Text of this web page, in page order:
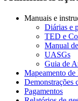
Manuais e
Diárias e
TED e
Manual
UASGs
Guia de
Mapeamento de
Demonstrações
Pagamentos